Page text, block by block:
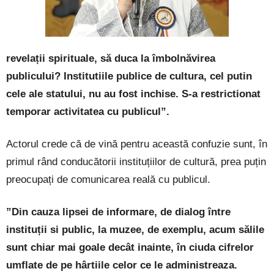
revelații spirituale, să duca la îmbolnăvirea
publicului? Institutiile publice de cultura, cel putin
cele ale statului, nu au fost inchise. S-a restrictionat
temporar activitatea cu publicul”.
Actorul crede că de vină pentru această confuzie sunt, în
primul rând conducătorii instituțiilor de cultură, prea puțin
preocupați de comunicarea reală cu publicul.
”Din cauza lipsei de informare, de dialog între
instituții si public, la muzee, de exemplu, acum sălile
sunt chiar mai goale decât inainte, în ciuda cifrelor
umflate de pe hârtiile celor ce le administreaza.